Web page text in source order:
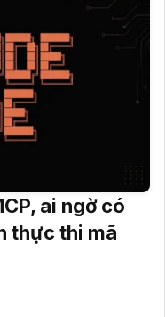
ai ngờ có
thực thi mã